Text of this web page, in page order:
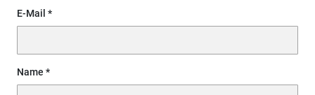
E-Mail
Name